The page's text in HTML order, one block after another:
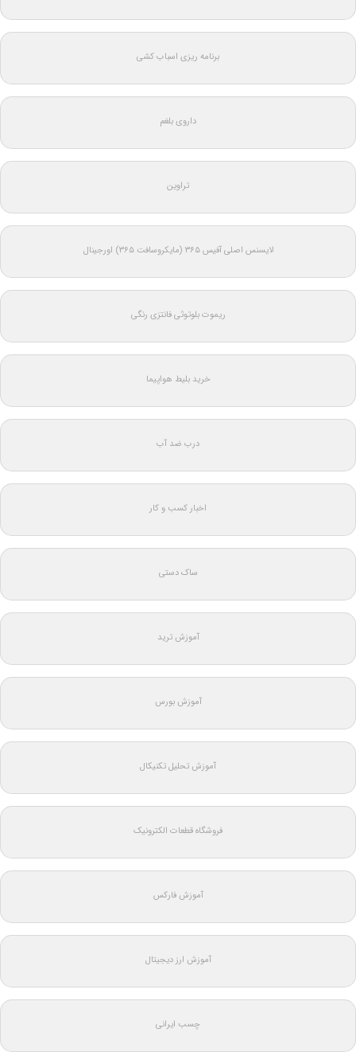
برنامه ریزی اسباب کشی
داروی بلغم
تراوین
لایسنس اصلی آفیس ۳۶۵ (مایکروسافت ۳۶۵) اورجینال
ریموت بلوتوثی فانتزی رنگی
خرید بلیط هواپیما
درب ضد آب
اخبار کسب و کار
ساک دستی
آموزش ترید
آموزش بورس
آموزش تحلیل تکنیکال
فروشگاه قطعات الکترونیک
آموزش فارکس
آموزش ارز دیجیتال
چسب ایرانی